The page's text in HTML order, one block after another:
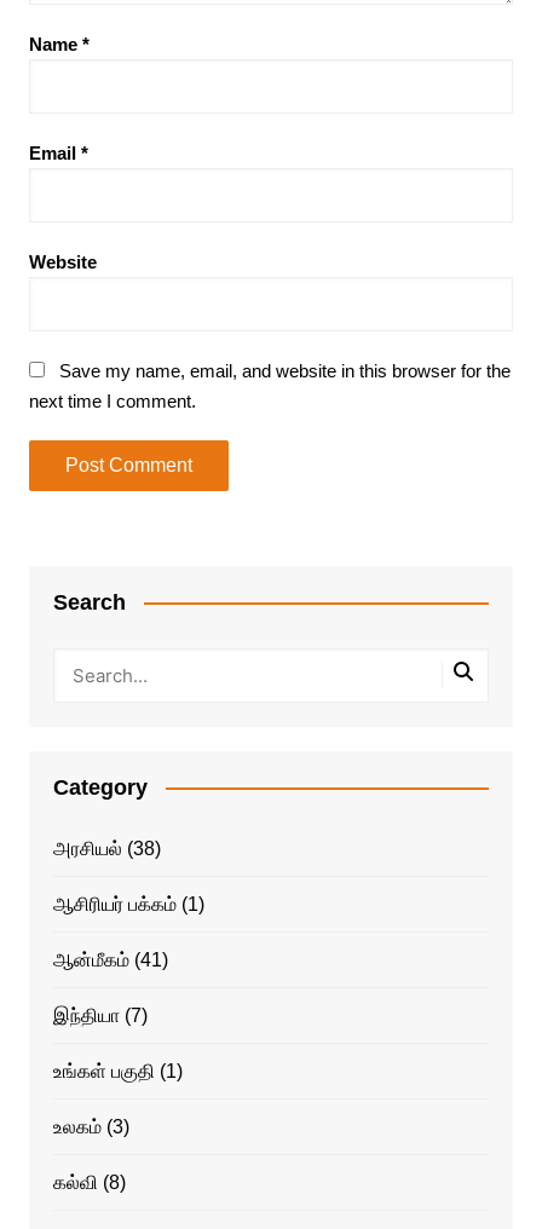
Name *
Email *
Website
Save my name, email, and website in this browser for the
next time I comment.
Search
Category
அரசியல் (38)
ஆசிரியர் பக்கம்(1)
ஆன்மீகம்(41)
இந்தியா(7)
உங்கள் பகுதி (1)
உலகம்(3)
கல்வி (8)